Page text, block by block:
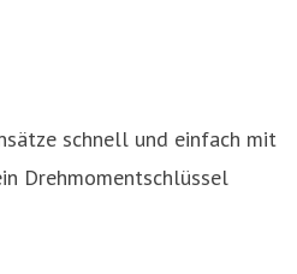
schnell und einfach mit
Drehmomentschlüssel